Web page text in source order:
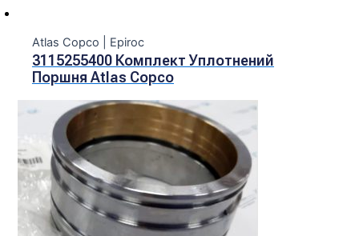
Atlas Copco | Epiroc
3115255400 Комплект Уплотнений
Поршня Atlas Copco